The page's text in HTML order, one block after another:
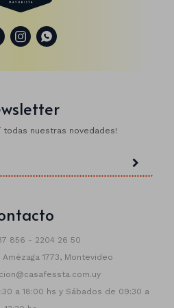
 
856 - 2204 26 50
1773, Montevideo
a 18:00 hs y Sábados de 09:30 a
todas nuestras novedades!